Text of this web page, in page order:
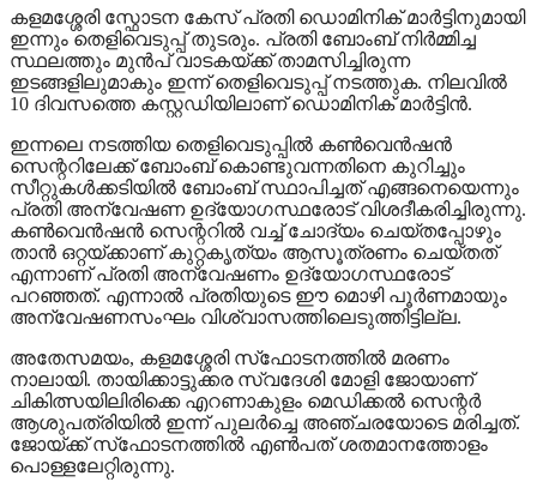
കളമശ്ശേരി സ്ഫോടന കേസ് പ്രതി ഡൊമിനിക് മാർട്ടിനുമായി
ഇന്നും തെളിവെടുപ്പ് തുടരും. പ്രതി ബോംബ് നിർമ്മിച്ച
സ്ഥലത്തും മുൻപ് വാടകയ്ക്ക് താമസിച്ചിരുന്ന
ഇടങ്ങളിലുമാകും ഇന്ന് തെളിവെടുപ്പ് നടത്തുക. നിലവിൽ
10 ദിവസത്തെ കസ്റ്റഡിയിലാണ് ഡൊമിനിക് മാർട്ടിൻ.
ഇന്നലെ നടത്തിയ തെളിവെടുപ്പിൽ കൺവെൻഷൻ
സെന്ററിലേക്ക് ബോംബ് കൊണ്ടുവന്നതിനെ കുറിച്ചും
സീറ്റുകൾക്കടിയിൽ ബോംബ് സ്ഥാപിച്ചത് എങ്ങനെയെന്നും
പ്രതി അന്വേഷണ ഉദ്യോഗസ്ഥരോട് വിശദീകരിച്ചിരുന്നു.
കൺവെൻഷൻ സെന്ററിൽ വച്ച് ചോദ്യം ചെയ്തപ്പോഴും
താൻ ഒറ്റയ്ക്കാണ് കുറ്റകൃത്യം ആസൂത്രണം ചെയ്തത്
എന്നാണ് പ്രതി അന്വേഷണം ഉദ്യോഗസ്ഥരോട്
പറഞ്ഞത്. എന്നാൽ പ്രതിയുടെ ഈ മൊഴി പൂർണമായും
അന്വേഷണസംഘം വിശ്വാസത്തിലെടുത്തിട്ടില്ല.
അതേസമയം, കളമശ്ശേരി സ്‌ഫോടനത്തിൽ മരണം
നാലായി. തായിക്കാട്ടുക്കര സ്വദേശി മോളി ജോയാണ്
ചികിത്സയിലിരിക്കെ എറണാകുളം മെഡിക്കൽ സെന്റർ
ആശുപത്രിയിൽ ഇന്ന് പുലർച്ചെ അഞ്ചരയോടെ മരിച്ചത്.
ജോയ്ക്ക് സ്‌ഫോടനത്തിൽ എൺപത് ശതമാനത്തോളം
പൊള്ളലേറ്റിരുന്നു.